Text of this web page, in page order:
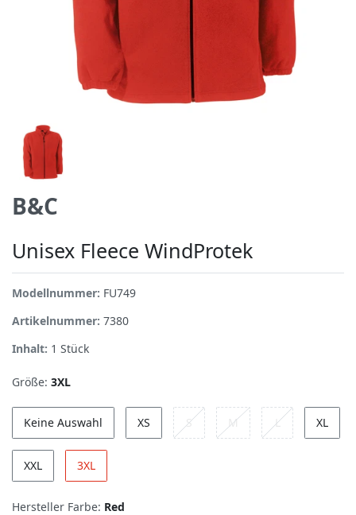
B&C
Unisex Fleece WindProtek
Modellnummer: FU749
Artikelnummer: 7380
Inhalt: 1 Stück
Größe: 3XL
Keine Auswahl XS S M L XL
XXL 3XL
Hersteller Farbe: Red